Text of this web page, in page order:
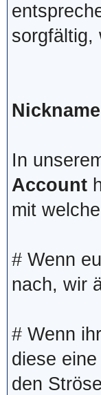
sorgfältig,
In
Account
mit
# Wenn
nach, wir
# Wenn
diese
den